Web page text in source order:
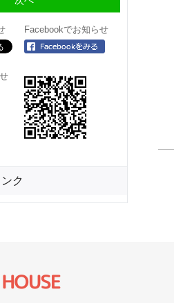
Facebookでお知らせ
ク